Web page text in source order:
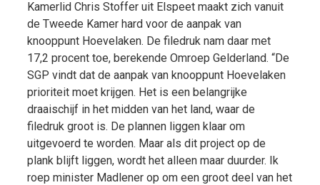
Kamerlid Chris Stoffer uit Elspeet maakt zich vanuit
de Tweede Kamer hard voor de aanpak van
knooppunt Hoevelaken. De filedruk nam daar met
17,2 procent toe, berekende Omroep Gelderland. “De
SGP vindt dat de aanpak van knooppunt Hoevelaken
prioriteit moet krijgen. Het is een belangrijke
draaischijf in het midden van het land, waar de
filedruk groot is. De plannen liggen klaar om
uitgevoerd te worden. Maar als dit project op de
plank blijft liggen, wordt het alleen maar duurder. Ik
roep minister Madlener op om een groot deel van het